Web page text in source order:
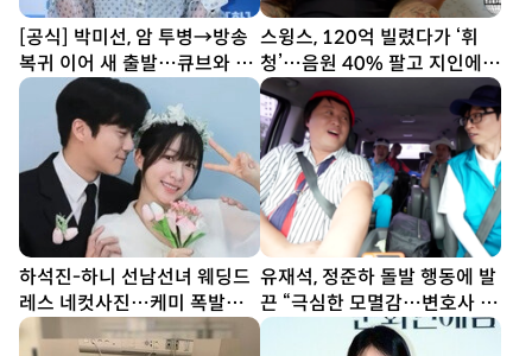
[공식] 박미선, 암 투병→방송
복귀 이어 새 출발…큐브와 6
년 동행 끝
스윙스, 120억 빌렸다가 ‘휘
청’…음원 40% 팔고 지인에
20억 빌려 [SD톡톡]
하석진-하니 선남선녀 웨딩드
레스 네컷사진…케미 폭발
[DA★]
유재석, 정준하 돌발 행동에 발
끈 “극심한 모멸감…변호사 부
를 것” (놀뭐)